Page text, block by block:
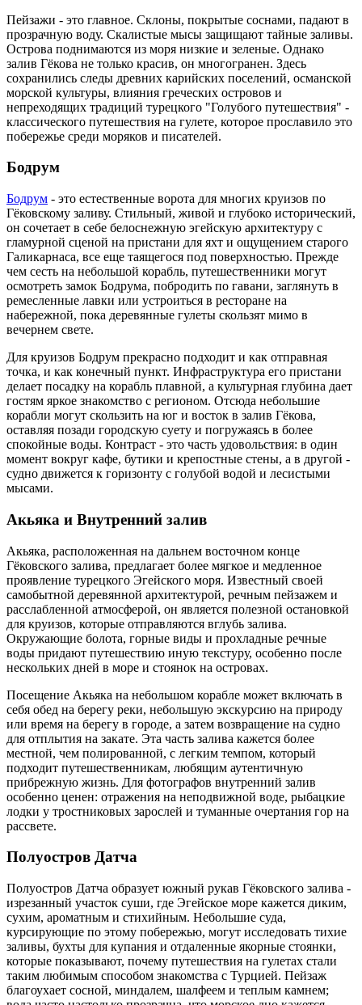
Пейзажи - это главное. Склоны, покрытые соснами, падают в
прозрачную воду. Скалистые мысы защищают тайные заливы.
Острова поднимаются из моря низкие и зеленые. Однако
залив Гёкова не только красив, он многогранен. Здесь
сохранились следы древних карийских поселений, османской
морской культуры, влияния греческих островов и
непреходящих традиций турецкого "Голубого путешествия" -
классического путешествия на гулете, которое прославило это
побережье среди моряков и писателей.
Бодрум
Бодрум - это естественные ворота для многих круизов по
Гёковскому заливу. Стильный, живой и глубоко исторический,
он сочетает в себе белоснежную эгейскую архитектуру с
гламурной сценой на пристани для яхт и ощущением старого
Галикарнаса, все еще таящегося под поверхностью. Прежде
чем сесть на небольшой корабль, путешественники могут
осмотреть замок Бодрума, побродить по гавани, заглянуть в
ремесленные лавки или устроиться в ресторане на
набережной, пока деревянные гулеты скользят мимо в
вечернем свете.
Для круизов Бодрум прекрасно подходит и как отправная
точка, и как конечный пункт. Инфраструктура его пристани
делает посадку на корабль плавной, а культурная глубина дает
гостям яркое знакомство с регионом. Отсюда небольшие
корабли могут скользить на юг и восток в залив Гёкова,
оставляя позади городскую суету и погружаясь в более
спокойные воды. Контраст - это часть удовольствия: в один
момент вокруг кафе, бутики и крепостные стены, а в другой -
судно движется к горизонту с голубой водой и лесистыми
мысами.
Акьяка и Внутренний залив
Акьяка, расположенная на дальнем восточном конце
Гёковского залива, предлагает более мягкое и медленное
проявление турецкого Эгейского моря. Известный своей
самобытной деревянной архитектурой, речным пейзажем и
расслабленной атмосферой, он является полезной остановкой
для круизов, которые отправляются вглубь залива.
Окружающие болота, горные виды и прохладные речные
воды придают путешествию иную текстуру, особенно после
нескольких дней в море и стоянок на островах.
Посещение Акьяка на небольшом корабле может включать в
себя обед на берегу реки, небольшую экскурсию на природу
или время на берегу в городе, а затем возвращение на судно
для отплытия на закате. Эта часть залива кажется более
местной, чем полированной, с легким темпом, который
подходит путешественникам, любящим аутентичную
прибрежную жизнь. Для фотографов внутренний залив
особенно ценен: отражения на неподвижной воде, рыбацкие
лодки у тростниковых зарослей и туманные очертания гор на
рассвете.
Полуостров Датча
Полуостров Датча образует южный рукав Гёковского залива -
изрезанный участок суши, где Эгейское море кажется диким,
сухим, ароматным и стихийным. Небольшие суда,
курсирующие по этому побережью, могут исследовать тихие
заливы, бухты для купания и отдаленные якорные стоянки,
которые показывают, почему путешествия на гулетах стали
таким любимым способом знакомства с Турцией. Пейзаж
благоухает сосной, миндалем, шалфеем и теплым камнем;